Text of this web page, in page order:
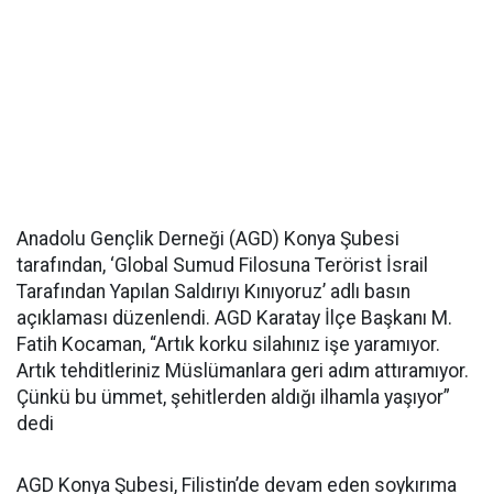
Anadolu Gençlik Derneği (AGD) Konya Şubesi
tarafından, ‘Global Sumud Filosuna Terörist İsrail
Tarafından Yapılan Saldırıyı Kınıyoruz’ adlı basın
açıklaması düzenlendi. AGD Karatay İlçe Başkanı M.
Fatih Kocaman, “Artık korku silahınız işe yaramıyor.
Artık tehditleriniz Müslümanlara geri adım attıramıyor.
Çünkü bu ümmet, şehitlerden aldığı ilhamla yaşıyor”
dedi
AGD Konya Şubesi, Filistin’de devam eden soykırıma